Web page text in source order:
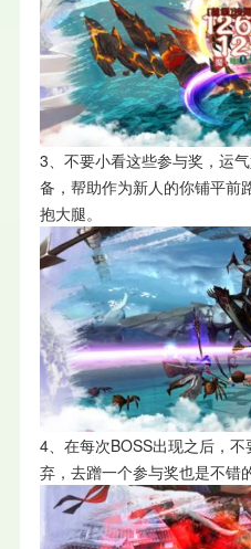
3、不要小看这些参与奖，运
备，帮助作为新人的你铺平前
抱大腿。
4、在每次BOSS出现之后，
弃，去蹭一个参与奖也是不错